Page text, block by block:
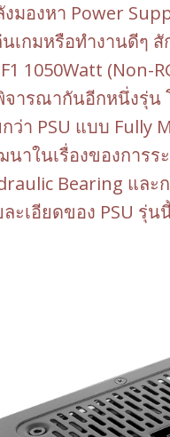
องหา Power
นเกมหรือทำงานดีๆ
1050Watt (Non-
จารณากันอีกหนึ่งรุ่น
ว่า PSU แบบ Fully
าในเรื่องของการ
Bearing และ
ะเอียดของ PSU รุ่